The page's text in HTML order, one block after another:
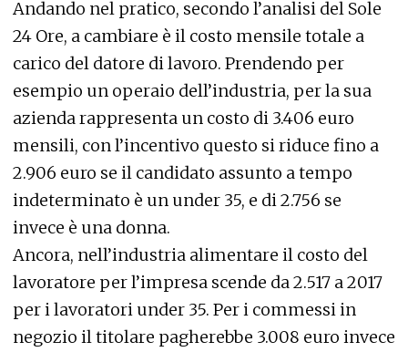
Andando nel pratico, secondo l’analisi del Sole
24 Ore, a cambiare è il costo mensile totale a
carico del datore di lavoro. Prendendo per
esempio un operaio dell’industria, per la sua
azienda rappresenta un costo di 3.406 euro
mensili, con l’incentivo questo si riduce fino a
2.906 euro se il candidato assunto a tempo
indeterminato è un under 35, e di 2.756 se
invece è una donna.
Ancora, nell’industria alimentare il costo del
lavoratore per l’impresa scende da 2.517 a 2017
per i lavoratori under 35. Per i commessi in
negozio il titolare pagherebbe 3.008 euro invece